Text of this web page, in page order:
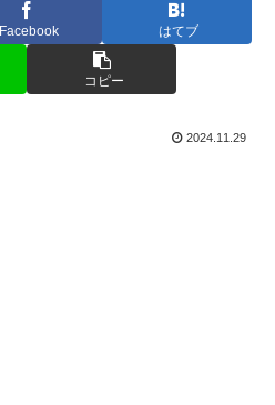
Facebook はてブ
コピー
2024.11.29